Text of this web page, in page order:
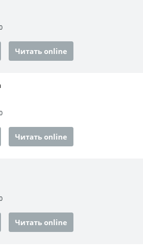
Читать online
Читать online
Читать online